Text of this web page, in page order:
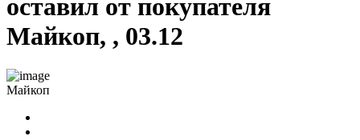
оставил от покупателя
Майкоп, , 03.12
Майкоп